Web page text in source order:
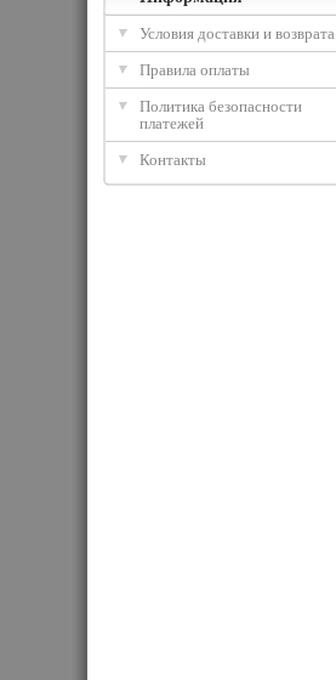
Условия доставки и возврата
Правила оплаты
Политика безопасности
платежей
Контакты